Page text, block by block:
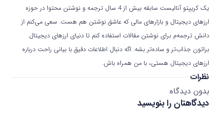
یک کریپتو آنالیست سابقه بیش از 4 سال ترجمه و نوشتن محتوا در حوزه
ارزهای دیجیتال و بازارهای مالی که عاشق نوشتن هم هست. سعی می‌کنم از
دانش ترجمه‌م برای نوشتن مقالات استفاده کنم تا دنیای ارزهای دیجیتال
براتون جذاب‌تر و ساده‌تر بشه. اگه دنبال اطلاعات دقیق با بیانی راحت درباره
ارزهای دیجیتال هستی، با من همراه باش.
نظرات
بدون دیدگاه
دیدگاهتان را بنویسید